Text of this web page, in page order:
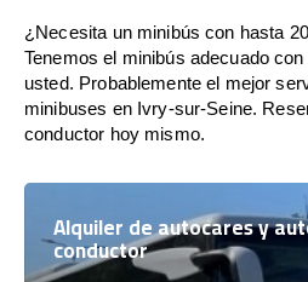
¿Necesita un minibús con hasta
Tenemos el minibús adecuado
usted. Probablemente el mejor
minibuses en Ivry-sur-Seine.
conductor hoy mismo.
Alquiler de autocares y
conductor